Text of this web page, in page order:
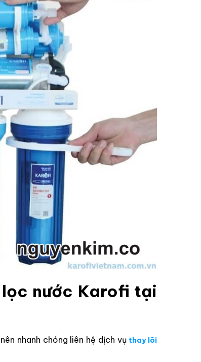
nước Karofi tại
nhanh chóng liên hệ dịch vụ thay lõi